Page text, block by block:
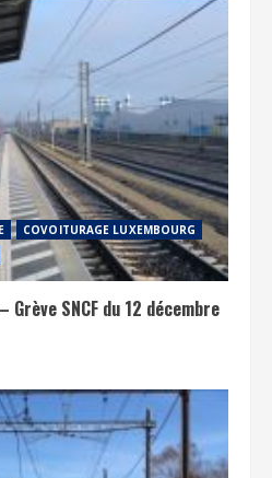
COVOITURAGE LUXEMBOURG
Grève SNCF du 12 décembre